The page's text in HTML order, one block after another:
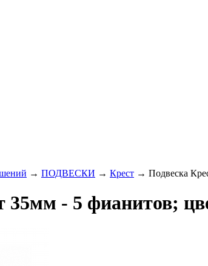
→ ПОДВЕСКИ → Крест → Подвеска
35мм - 5 фианитов;